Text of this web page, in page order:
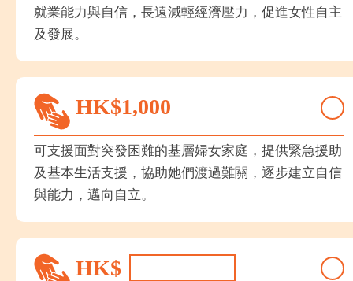
就業能力與自信，長遠減輕經濟壓力，促進女性自主
及發展。
HK$1,000
可支援面對突發困難的基層婦女家庭，提供緊急援助
及基本生活支援，協助她們渡過難關，逐步建立自信
與能力，邁向自立。
HK$